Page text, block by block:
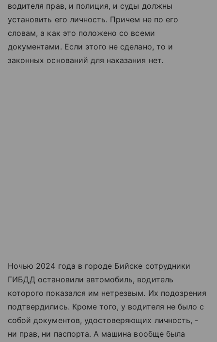
водителя прав, и полиция, и суды должны
установить его личность. Причем не по его
словам, а как это положено со всеми
документами. Если этого не сделано, то и
законных оснований для наказания нет.
Ночью 2024 года в городе Бийске сотрудники
ГИБДД остановили автомобиль, водитель
которого показался им нетрезвым. Их подозрения
подтвердились. Кроме того, у водителя не было с
собой документов, удостоверяющих личность, -
ни прав, ни паспорта. А машина вообще была